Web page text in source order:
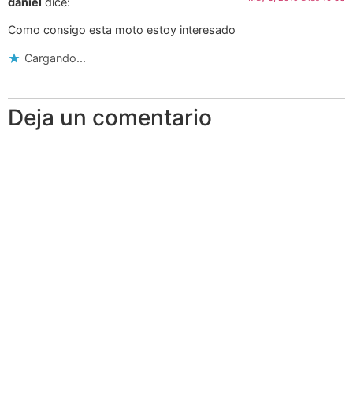
Como consigo esta moto estoy interesado
Cargando...
Deja un comentario